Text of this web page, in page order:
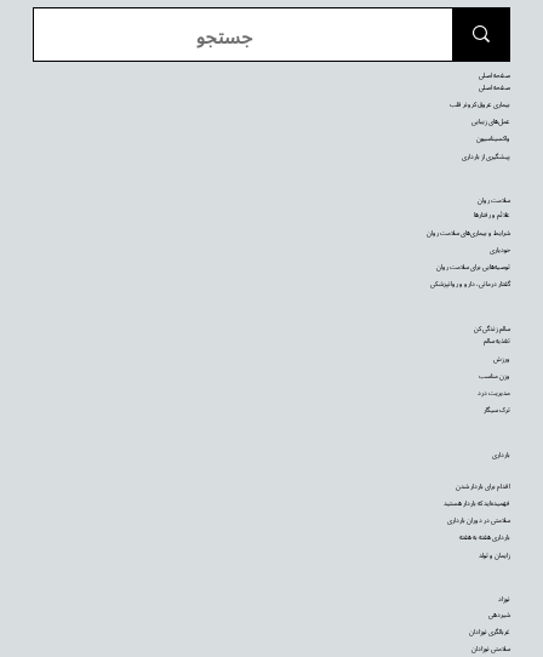
نوزاد
شیردهی
غربالگری نوزادان
سلامتی نوزادان
بارداری
اقدام برای باردار شدن
فهمیده‌اید که باردار هستید
سلامتی در دوران بارداری
بارداری هفته به هفته
زایمان و تولد
سالم زندگی کن
تغذیه سالم
ورزش
وزن مناسب
مدیریت درد
ترک سیگار
سلامت روان
علائم و رفتارها
شرایط و بیماری‌های سلامت روان
خودیاری
توصیه‌‌هایی برای سلامت روان
گفتار درمانی، دارو و روانپزشکی
صفحه اصلی
صفحه اصلی
بیماری عروق کرونر قلب
عمل‌های زیبایی
واکسیناسیون
پیشگیری از بارداری